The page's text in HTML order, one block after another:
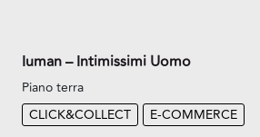
Iuman – Intimissimi Uomo
Piano terra
CLICK&COLLECT
E-COMMERCE